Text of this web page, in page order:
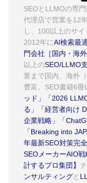
SEOとLLMOの専
代理店で営業を12
し、100以上のサイ
2012年にAI検索最
門会社［国内・海
以上のSEO/LLMO
業まで国内、海外
豊富。SEO書籍6
ッド」
「2026
る」
「経営者向け
企業戦略」
「
「Breaking into
年最新SEO対策完全
SEOメーカーAIO
計するプロ集団】
ンサルティングと